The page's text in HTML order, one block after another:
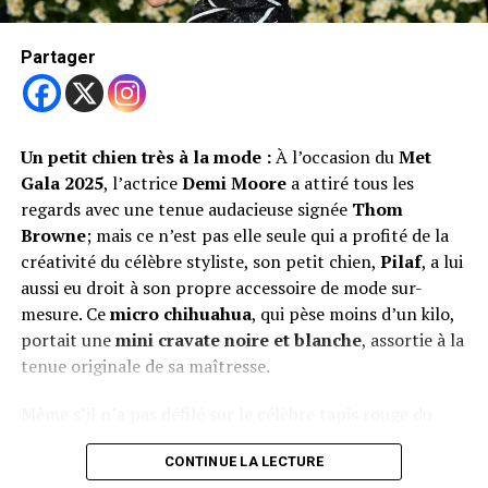
spécialisée dans unemédecine intégrative, qui mélange
médecine classique et soins naturels.
Pour l’aider à guérir, Roscoe a reçu des
puissants
, de la
des
séances d’acupuncture
. Ces traitements
permettent de soutenir son système immunitaire et de
l’aider à retrouver la forme.
Une belle complicité
Aujourd’hui, Roscoe semble sur la bonne voie. Grâce à
l’amour de son maître et aux soins adaptés, il reprend
des forces. Cette histoire montre à quel point les chiens
occupent une place importante dans nos vies, même
voir également
Partager
Un petit chien très à la mode :À l’occasion duMet
Gala 2025, l’actriceDemi Moorea attiré tous les
regards avec une tenue audacieuse signée Thom
Browne; mais ce n’est pas elle seule qui a profité de la
créativité du célèbre styliste, son petit chien, Pilaf, a lui
aussi eu droit à son propre accessoire de mode sur-
mesure. Cemicro chihuahua, qui pèse moins d’un kilo,
portait unemini cravate noire et blanche, assortie à la
tenue originale de sa maîtresse.
Met, Pilaf s’est bien fait remarquer sur les réseaux
sociaux, apparaissant dans les coulisses aux côtés de
CONTINUE LA LECTURE